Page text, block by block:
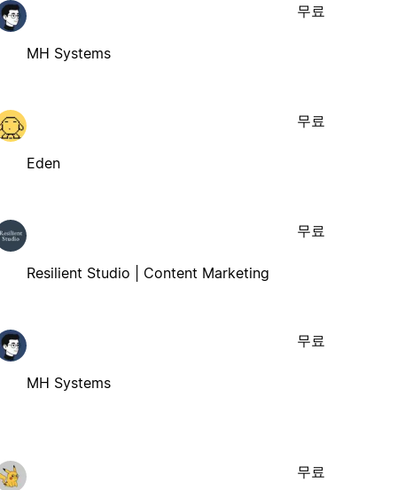
MH Systems
무료
Eden
무료
Resilient Studio | Content Marketing
무료
MH Systems
무료
무료